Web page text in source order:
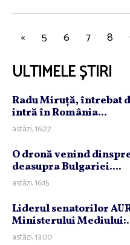
« 5 6 7 8
ULTIMELE ȘTIRI
Radu Miruţă, întrebat
intră în România...
astăzi, 16:22
O dronă venind
deasupra Bulgariei....
astăzi, 16:15
Liderul senatorilor
Ministerului
astăzi, 13:00